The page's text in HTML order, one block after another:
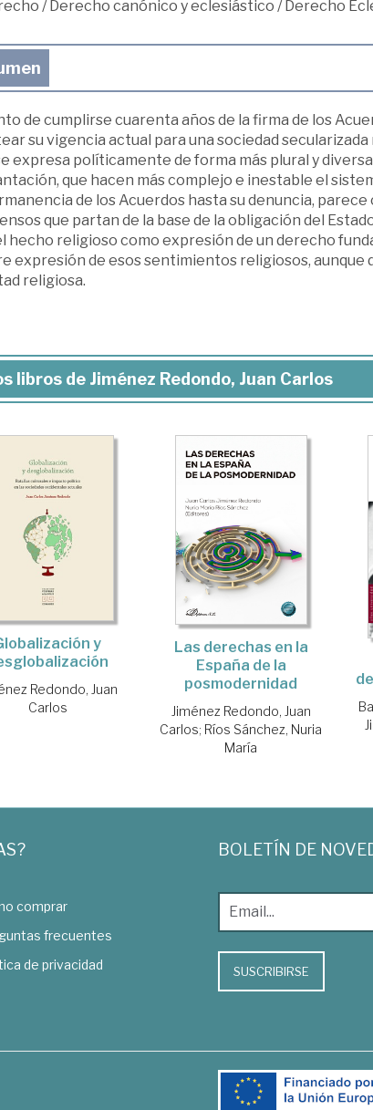
/Derecho canónico y eclesiástico /Derecho
de cumplirse cuarenta años de la firma de los
su vigencia actual para una sociedad
expresa políticamente de forma más plural y
que hacen más complejo e inestable el
de los Acuerdos hasta su denuncia,
que partan de la base de la obligación del
hecho religioso como expresión de un derecho
expresión de esos sentimientos religiosos, aunque
religiosa.
libros de Jiménez Redondo, Juan Carlos
y
Redondo, Juan
Carlos
Las derechas en la
España de la
posmodernidad
Jiménez Redondo, Juan
Carlos; Ríos Sánchez, Nuria
María
comprar
frecuentes
de privacidad
BOLETÍN DE
SUSCRIBIRSE